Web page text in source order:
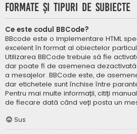
Formate și tipuri de subiecte
Ce este codul BBCode?
BBcode este o implementare HTML
excelent în format al obiectelor
Utilizarea BBCode trebuie să fie
dar poate fi de asemenea
a mesajelor. BBCode este, de
dar etichetele sunt închise între
Pentru mai multe informații, citiți
de fiecare dată când veți posta un
Sus